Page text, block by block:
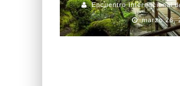
Encuentro Internacional
marzo 26,